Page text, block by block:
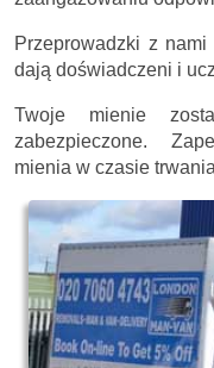
Przeprowadzki z
dają doświadczeni i
Twoje mienie
zabezpieczone.
mienia w czasie